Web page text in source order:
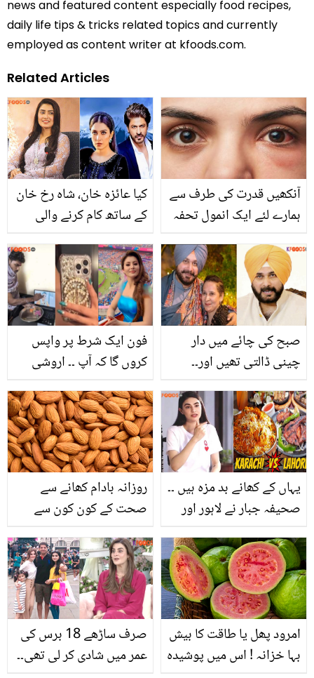
news and featured content especially food recipes,
daily life tips & tricks related topics and currently
employed as content writer at kfoods.com.
Related Articles
کیا عائزہ خان، شاہ رخ خان
کے ساتھ کام کرنے والی
سامنے آگیا
آنکھیں قدرت کی طرف سے
ہمارے لئے ایک انمول تحفہ
کہ ہم ایسی کونسی غلطیاں
کرتے ہیں جس کی وجہ سے
ہمارے آنکھیں بے رونق ہو
جاتی ہیں، جانیں آنکھوں
کی حفاظت کے چند طریقے
فون ایک شرط پر واپس
کروں گا کہ آپ ۔۔ اروشی
کھویا موبائل مل گیا، مداح
نے واپسی کیلیئے انوکھی
شرط رکھ دی
صبح کی چائے میں دار
چینی ڈالتی تھیں اور۔۔
چوتھے اسٹیج کے کینسر کو
شکست کیسے دی؟
روزانہ بادام کھانے سے
صحت کے کون کون سے
جاننا آپ کے لئے ضروری
ہے؟
یہاں کے کھانے بد مزہ ہیں ۔۔
صحیفہ جبار نے لاہور اور
کس کی برائی کر دی؟
صرف ساڑھے 18 برس کی
عمر میں شادی کر لی تھی۔۔
امرود پھل یا طاقت کا بیش
بہا خزانہ ! اس میں پوشیدہ